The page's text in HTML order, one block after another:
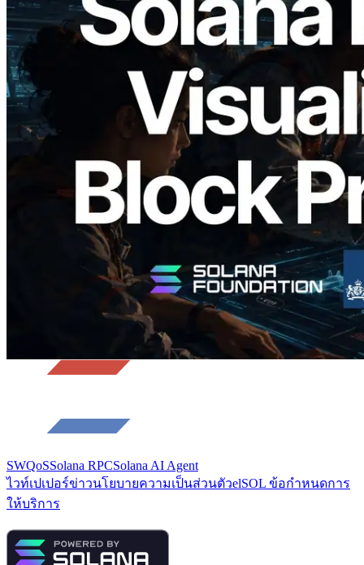
2026.05.24
Validators Solutions เปิดตัว Solana Block
Analyzer — แสดงเวลาการผลิตบล็อก
ระดับ slot และบาลิเดเตอร์ที่รับผิดชอบ
SWQoSSolana RPCSolana AI Agent
ไวท์เปเปอร์ข่าวนโยบายความเป็นส่วนตัวelSOL ข้อกำหนดการ
ให้บริการ